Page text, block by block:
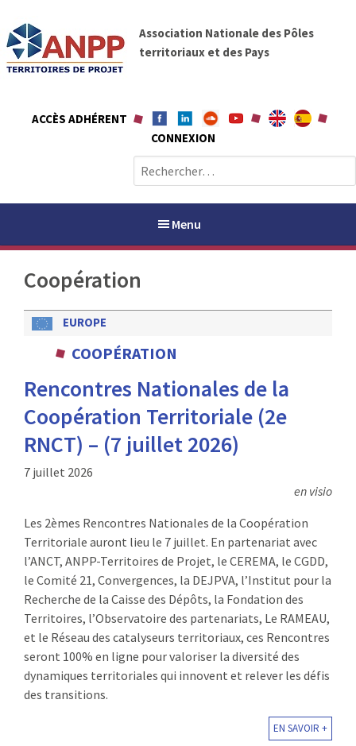
t
A
N
P
P
Association Nationale des Pôles
territoriaux et des Pays
ACCÈS ADHÉRENT
CONNEXION
e
c
c
Menu
RENCONTRES
PUBLICATIONS
EMPLOI
Coopération
EUROPE
COOPÉRATION
Rencontres Nationales de la
Coopération Territoriale (2e
RNCT) – (7 juillet 2026)
7 juillet 2026
en visio
Les 2èmes Rencontres Nationales de la Coopération
Territoriale auront lieu le 7 juillet. En partenariat avec
l’ANCT, ANPP-Territoires de Projet, le CEREMA, le CGDD,
le Comité 21, Convergences, la DEJPVA, l’Institut pour la
Recherche de la Caisse des Dépôts, la Fondation des
Territoires, l’Observatoire des partenariats, Le RAMEAU,
et le Réseau des catalyseurs territoriaux, ces Rencontres
seront 100% en ligne pour valoriser la diversité des
dynamiques territoriales qui innovent et relever les défis
des transitions.
EN SAVOIR +